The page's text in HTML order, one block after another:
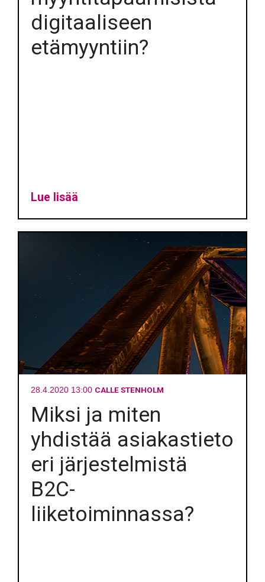
digitaaliseen
etämyyntiin?
Lue lisää
28.4.2020 13:00 CALLE STENHOLM
Miksi ja miten
yhdistää asiakastieto
eri järjestelmistä
B2C-
liiketoiminnassa?